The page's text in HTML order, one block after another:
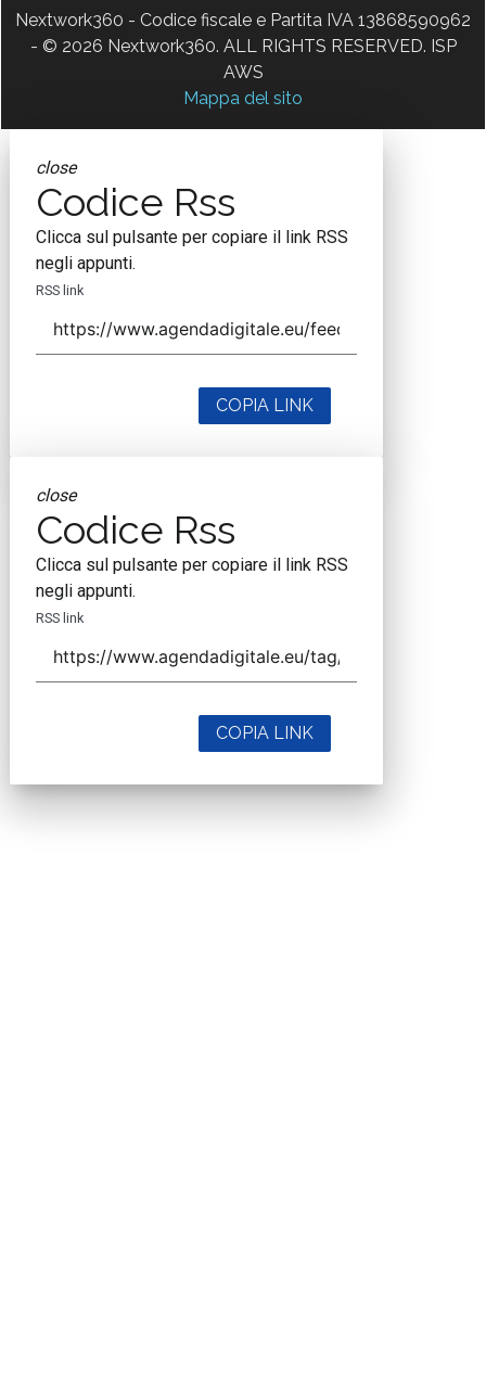
Nextwork360 - Codice fiscale e Partita IVA 13868590962
- © 2026 Nextwork360. ALL RIGHTS RESERVED. ISP
AWS
Mappa del sito
close
Codice Rss
Clicca sul pulsante per copiare il link RSS
negli appunti.
RSS link
COPIA LINK
close
Codice Rss
Clicca sul pulsante per copiare il link RSS
negli appunti.
RSS link
COPIA LINK